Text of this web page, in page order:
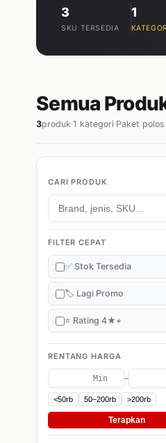
3
SKU TERSEDIA
1
Semua
3produk·1 kategori·Paket
CARI PRODUK
FILTER CEPAT
✅ Stok Tersedia
🏷️ Lagi Promo
⭐ Rating 4★+
RENTANG HARGA
–
<50rb 50–200rb >200rb
Terapkan